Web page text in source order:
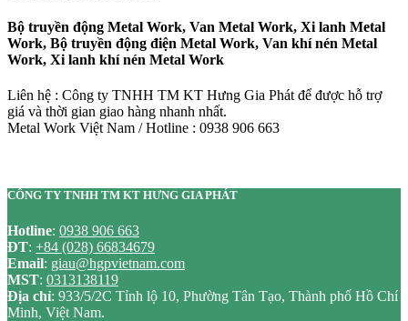
Bộ truyền động Metal Work, Van Metal Work, Xi lanh Metal
Work, Bộ truyền động điện Metal Work, Van khí nén Metal
Work, Xi lanh khí nén Metal Work
Liên hệ : Công ty TNHH TM KT Hưng Gia Phát để được hỗ trợ
giá và thời gian giao hàng nhanh nhất.
Metal Work Việt Nam / Hotline : 0938 906 663
CÔNG TY TNHH TM KT HƯNG GIA PHÁT
Hotline: 0938 906 663
ĐT: +84 (028) 66834679
Email: giau@hgpvietnam.com
MST: 0313138119
Địa chỉ: 933/5/2C Tỉnh lộ 10, Phường Tân Tạo, Thành phố Hồ Chí
Minh, Việt Nam.